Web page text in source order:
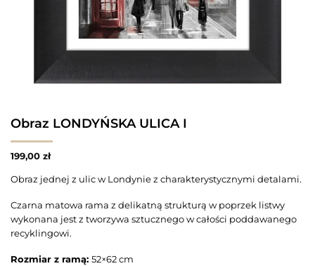
Obraz LONDYŃSKA ULICA I
199,00 zł
Obraz jednej z ulic w Londynie z charakterystycznymi detalami.
Czarna matowa rama z delikatną strukturą w poprzek listwy
wykonana jest z tworzywa sztucznego w całości poddawanego
recyklingowi.
Rozmiar z ramą: 52×62 cm